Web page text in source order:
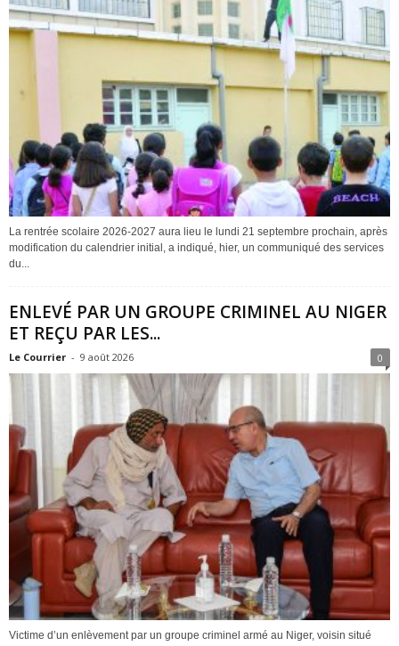
La rentrée scolaire 2026-2027 aura lieu le lundi 21 septembre prochain, après
modification du calendrier initial, a indiqué, hier, un communiqué des services
du...
ENLEVÉ PAR UN GROUPE CRIMINEL AU NIGER
ET REÇU PAR LES...
Le Courrier - 9 août 2026 0
Victime d’un enlèvement par un groupe criminel armé au Niger, voisin situé